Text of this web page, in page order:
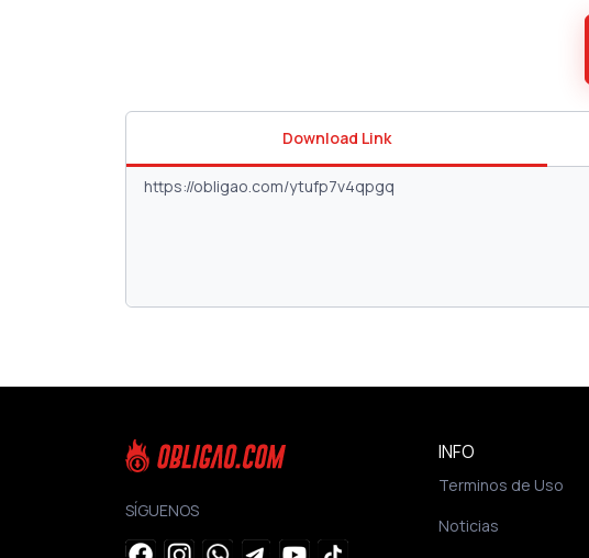
Download Link
SÍGUENOS
INFO
Terminos de Uso
Noticias